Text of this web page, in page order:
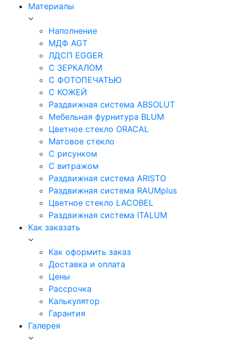
Материалы
Наполнение
МДФ AGT
ЛДСП EGGER
С ЗЕРКАЛОМ
С ФОТОПЕЧАТЬЮ
С КОЖЕЙ
Раздвижная система ABSOLUT
Мебельная фурнитура BLUM
Цветное стекло ORACAL
Матовое стекло
C рисунком
C витражом
Раздвижная система ARISTO
Раздвижная система RAUMplus
Цветное стекло LACOBEL
Раздвижная система ITALUM
Как заказать
Как оформить заказ
Доставка и оплата
Цены
Рассрочка
Калькулятор
Гарантия
Галерея